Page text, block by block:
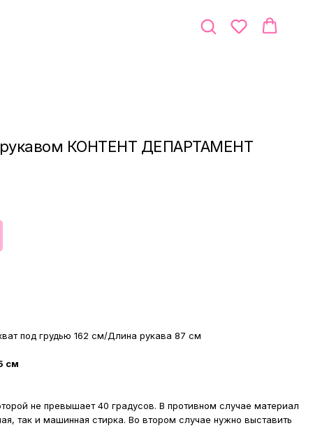
КОНТЕНТ ДЕПАРТАМЕНТ
под грудью 162 см/Длина рукава 87 см
см
не превышает 40 градусов. В противном случае материал
так и машинная стирка. Во втором случае нужно выставить